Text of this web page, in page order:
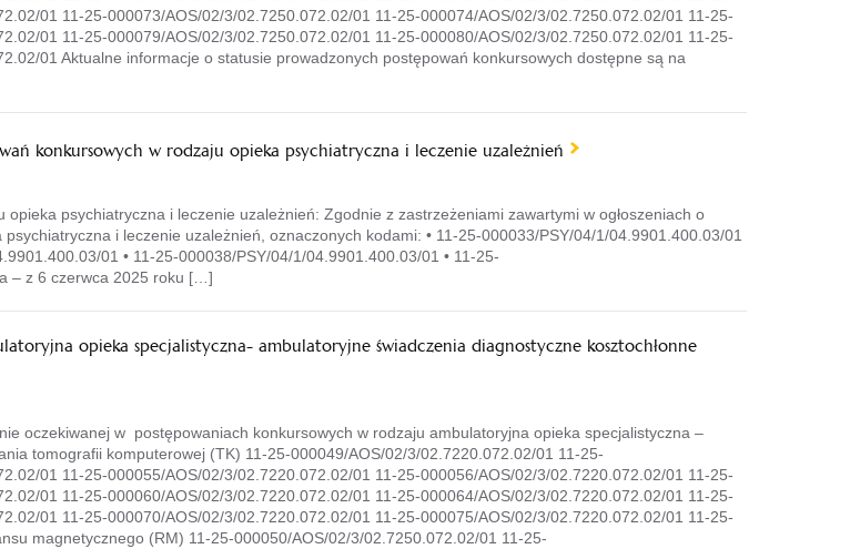
01 11-25-000073/AOS/02/3/02.7250.072.02/01 11-25-000074/AOS/02/3/02.7250.072.02/01 11-25-
01 11-25-000079/AOS/02/3/02.7250.072.02/01 11-25-000080/AOS/02/3/02.7250.072.02/01 11-25-
01 Aktualne informacje o statusie prowadzonych postępowań konkursowych dostępne są na
konkursowych w rodzaju opieka psychiatryczna i leczenie uzależnień
psychiatryczna i leczenie uzależnień: Zgodnie z zastrzeżeniami zawartymi w ogłoszeniach o
i leczenie uzależnień, oznaczonych kodami: • 11-25-000033/PSY/04/1/04.9901.400.03/01
01 • 11-25-000038/PSY/04/1/04.9901.400.03/01 • 11-25-
– z 6 czerwca 2025 roku […]
opieka specjalistyczna- ambulatoryjne świadczenia diagnostyczne kosztochłonne
oczekiwanej w postępowaniach konkursowych w rodzaju ambulatoryjna opieka specjalistyczna –
tomografii komputerowej (TK) 11-25-000049/AOS/02/3/02.7220.072.02/01 11-25-
01 11-25-000055/AOS/02/3/02.7220.072.02/01 11-25-000056/AOS/02/3/02.7220.072.02/01 11-25-
01 11-25-000060/AOS/02/3/02.7220.072.02/01 11-25-000064/AOS/02/3/02.7220.072.02/01 11-25-
01 11-25-000070/AOS/02/3/02.7220.072.02/01 11-25-000075/AOS/02/3/02.7220.072.02/01 11-25-
magnetycznego (RM) 11-25-000050/AOS/02/3/02.7250.072.02/01 11-25-